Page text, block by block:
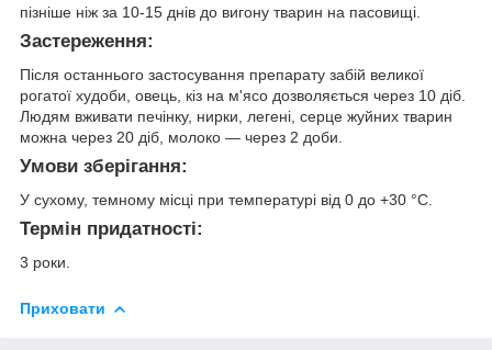
пізніше ніж за 10-15 днів до вигону тварин на пасовищі.
Застереження:
Після останнього застосування препарату забій великої
рогатої худоби, овець, кіз на м'ясо дозволяється через 10 діб.
Людям вживати печінку, нирки, легені, серце жуйних тварин
можна через 20 діб, молоко — через 2 доби.
Умови зберігання:
У сухому, темному місці при температурі від 0 до +30 °С.
Термін придатності:
3 роки.
Приховати